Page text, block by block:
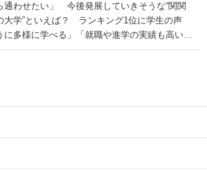
通わせたい」 今後発展していきそうな“関関
大学”といえば？ ランキング1位に学生の声
に多様に学べる」「就職や進学の実績も高い」
サーチ